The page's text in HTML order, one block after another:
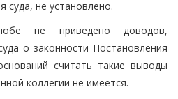
суда, не установлено.
не приведено доводов,
о законности Постановления
считать такие выводы
коллегии не имеется.